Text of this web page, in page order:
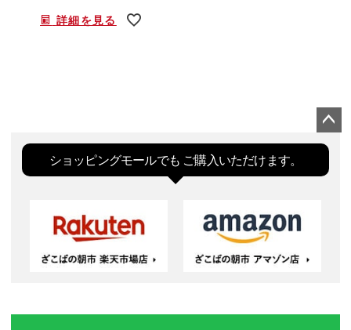
詳細を見る
ペー
ップ
ショッピングモールでも ご購入いただけます。